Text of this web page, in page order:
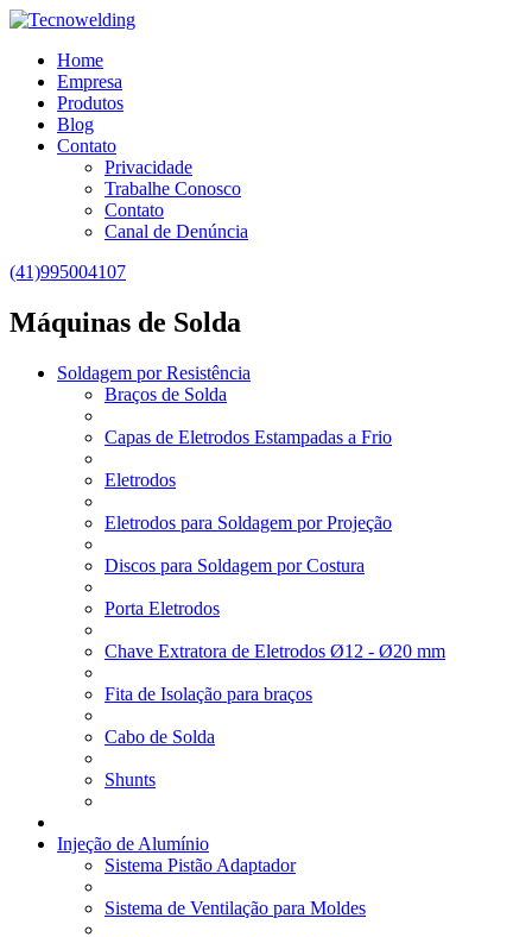
Home
Empresa
Produtos
Blog
Contato
Privacidade
Trabalhe Conosco
Contato
Canal de Denúncia
(41)995004107
Máquinas de Solda
Soldagem por Resistência
Braços de Solda
Capas de Eletrodos Estampadas a Frio
Eletrodos
Eletrodos para Soldagem por Projeção
Discos para Soldagem por Costura
Porta Eletrodos
Chave Extratora de Eletrodos Ø12 - Ø20 mm
Fita de Isolação para braços
Cabo de Solda
Shunts
Injeção de Alumínio
Sistema Pistão Adaptador
Sistema de Ventilação para Moldes